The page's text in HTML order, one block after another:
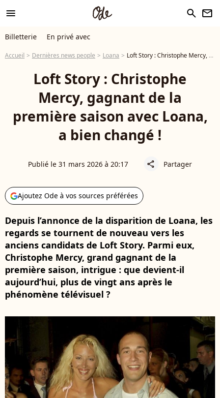
menu search newsletter
Billetterie En privé avec
Accueil Dernières news people Loana Loft Story : Christophe Mercy, gagnant de la première saison avec Loana, a bien changé !
Loft Story : Christophe
Mercy, gagnant de la
première saison avec Loana,
a bien changé !
Publié le 31 mars 2026 à 20:17 share Partager
Ajoutez Ode à vos sources préférées
Depuis l’annonce de la disparition de Loana, les
regards se tournent de nouveau vers les
anciens candidats de Loft Story. Parmi eux,
Christophe Mercy, grand gagnant de la
première saison, intrigue : que devient-il
aujourd’hui, plus de vingt ans après le
phénomène télévisuel ?